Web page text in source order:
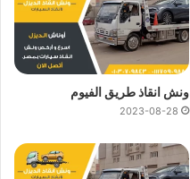
ونش انقاذ طريق الفيوم
2023-08-28